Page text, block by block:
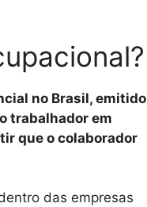
no Brasil, emitido
trabalhador em
que o colaborador
das empresas